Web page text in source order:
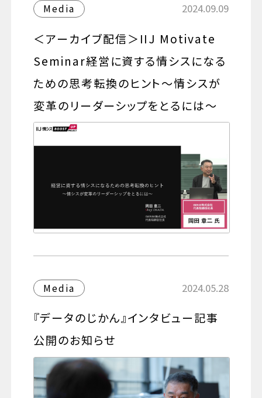
Media 2024.09.09
＜アーカイブ配信＞IIJ Motivate
Seminar経営に資する情シスになる
ための思考転換のヒント～情シスが
変革のリーダーシップをとるには～
Media 2024.05.28
『データのじかん』インタビュー記事
公開のお知らせ